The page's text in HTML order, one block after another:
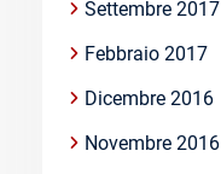
Settembre 2017
Febbraio 2017
Dicembre 2016
Novembre 2016